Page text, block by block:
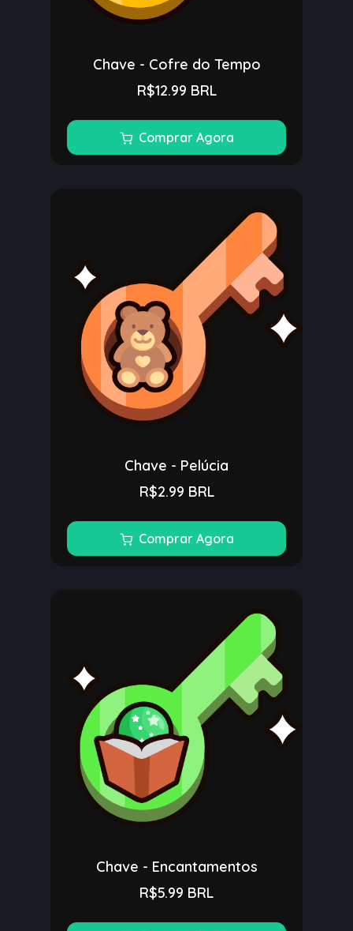
Chave - Cofre do Tempo
R$12.99 BRL
Comprar Agora
Chave - Pelúcia
R$2.99 BRL
Comprar Agora
Chave - Encantamentos
R$5.99 BRL